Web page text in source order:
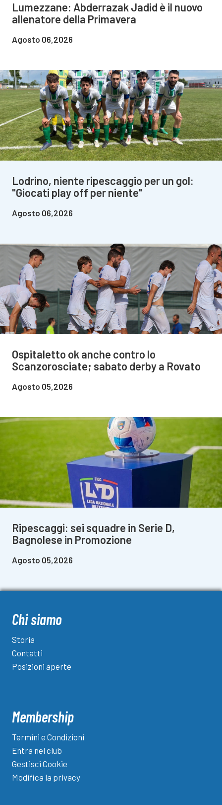
Lumezzane: Abderrazak Jadid è il nuovo
allenatore della Primavera
Agosto 06,2026
Lodrino, niente ripescaggio per un gol:
"Giocati play off per niente"
Agosto 06,2026
Ospitaletto ok anche contro lo
Scanzorosciate; sabato derby a Rovato
Agosto 05,2026
Ripescaggi: sei squadre in Serie D,
Bagnolese in Promozione
Agosto 05,2026
Chi siamo
Storia
Contatti
Posizioni aperte
Membership
Termini e Condizioni
Entra nel club
Gestisci Cookie
Modifica la privacy